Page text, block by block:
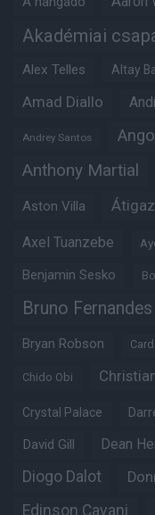
Akadémiai
Alex Telles Altay
Amad Diallo
Andrey Santos
Anthony Martial
Aston Villa
Axel Tuanzebe
Benjamin Sesko
Bruno Fernandes
Bryan Robson
Chido Obi
Crystal Palace
David Gill Dean
Diogo Dalot
Edinson Cavani